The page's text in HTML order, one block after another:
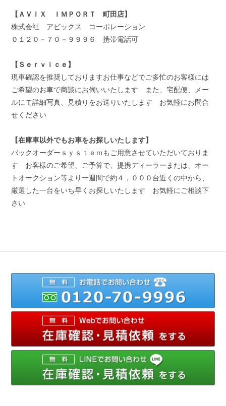
【ＡＶＩＸ ＩＭＰＯＲＴ 町田店】
株式会社 アビックス コーポレーション
０１２０－７０－９９９６ 携帯電話可
【Ｓｅｒｖｉｃｅ】
現車確認を推奨しておりますお仕事などでご多忙のお客様には
ご希望のお車で商談にお伺いいたします また、宅配便、メー
ルにて詳細写真、見積りをお送りいたします お気軽にお問合
せください
【在庫車以外でもお車をお探しいたします】
バックオーダーｓｙｓｔｅｍもご用意させていただいておりま
す お客様のご希望、ご予算で、提携ディーラーまたは、オー
トオークション等より一週間で約４，０００台近くの中から、
厳選した一台をいち早くお探しいたします お気軽にご相談下
さい